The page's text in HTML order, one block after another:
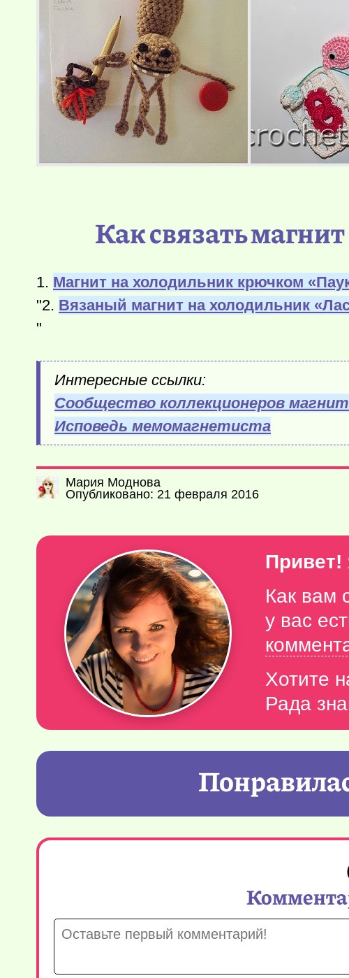
Как связать
1. Магнит на холодильник крючком
"2. Вязаный магнит на холодильник
"
Интересные ссылки:
Сообщество коллекционеров
Исповедь мемомагнетиста
Мария Моднова
Опубликовано: 21 февраля 2016
Привет!
Как вам
у вас
Хотите
Рада